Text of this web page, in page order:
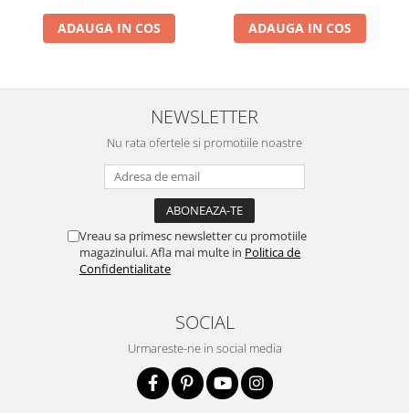
ADAUGA IN COS ADAUGA IN COS
NEWSLETTER
Nu rata ofertele si promotiile noastre
Vreau sa primesc newsletter cu promotiile
magazinului. Afla mai multe in Politica de
Confidentialitate
SOCIAL
Urmareste-ne in social media